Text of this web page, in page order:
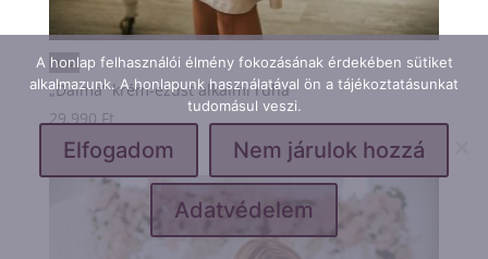
„Dalma” krém-ezüst alkalmi ruha
29.990Ft
A honlap felhasználói élmény fokozásának érdekében sütiket
alkalmazunk. A honlapunk használatával ön a tájékoztatásunkat
tudomásul veszi.
Elfogadom Nem járulok hozzá
Adatvédelem